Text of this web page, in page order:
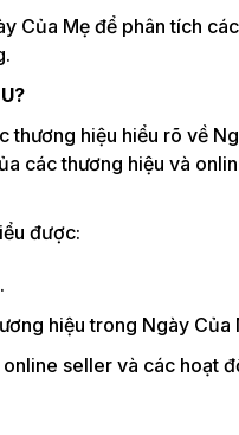
Của Mẹ để phân tích
thương hiệu hiểu rõ về
các thương hiệu và
được:
hiệu trong Ngày
seller và các hoạt